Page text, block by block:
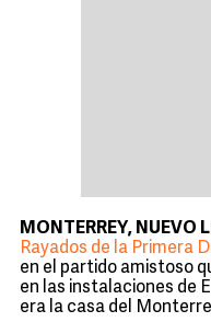
MONTERREY, NUEVO
Rayados de la Primera
en el partido amistoso
en las instalaciones de
era la casa del